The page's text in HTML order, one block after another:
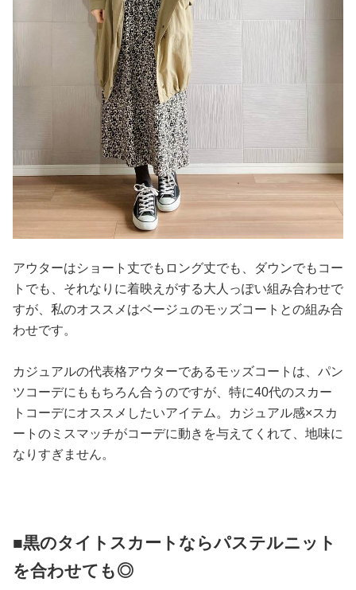
アウターはショート丈でもロング丈でも、ダウンでもコー
トでも、それなりに着映えがする大人っぽい組み合わせで
すが、私のオススメはベージュのモッズコートとの組み合
わせです。
カジュアルの代表格アウターであるモッズコートは、パン
ツコーデにももちろん合うのですが、特に40代のスカー
トコーデにオススメしたいアイテム。カジュアル感×スカ
ートのミスマッチがコーデに動きを与えてくれて、地味に
なりすぎません。
■黒のタイトスカートならパステルニット
を合わせても◎